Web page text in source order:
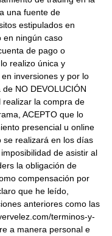
una fuente de
estipulados en
en ningún caso
de pago o
realizo única y
inversiones y por lo
NO DEVOLUCIÓN
realizar la compra de
ACEPTO que lo
presencial u online
se realizará en los días
de asistir al
la obligación de
compensación por
que he leído,
anteriores como las
terminos-y-
a manera personal e